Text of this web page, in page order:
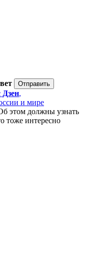
Дзен,
и мире
этом должны узнать
тоже интересно